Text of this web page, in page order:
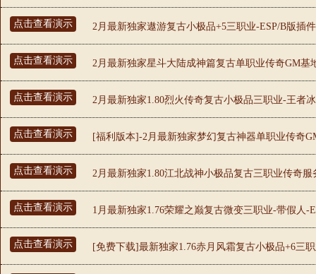
点击查看演示 2月最新独家遨游复古小极品+5三职业-ESP/B版插
点击查看演示 2月最新独家星斗大陆成神篇复古单职业传奇GM
点击查看演示 2月最新独家1.80烈火传奇复古小极品三职业-王者
点击查看演示 [福利版本]-2月最新独家梦幻复古神器单职业传奇
点击查看演示 2月最新独家1.80江北战神小极品复古三职业传奇
点击查看演示 1月最新独家1.76荣耀之巅复古微变三职业-带假人
点击查看演示 [免费下载]最新独家1.76赤月风霜复古小极品+6三